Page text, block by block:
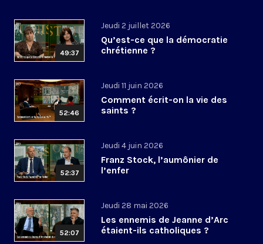
49:37
Jeudi 2 juillet 2026
Qu’est-ce que la démocratie
chrétienne ?
52:46
Jeudi 11 juin 2026
Comment écrit-on la vie des
saints ?
52:37
Jeudi 4 juin 2026
Franz Stock, l’aumônier de
l’enfer
52:07
Jeudi 28 mai 2026
Les ennemis de Jeanne d’Arc
étaient-ils catholiques ?